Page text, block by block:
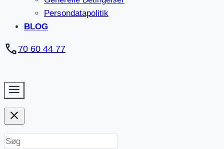
Persondatapolitik
BLOG
70 60 44 77